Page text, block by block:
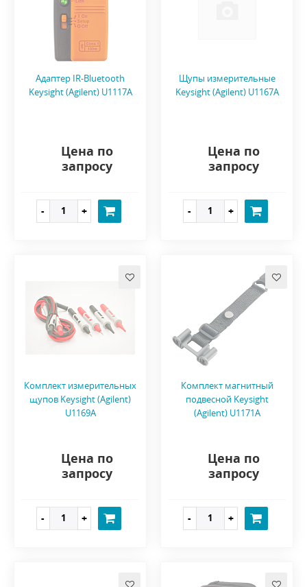
Адаптер IR-Bluetooth
Keysight (Agilent) U1117A
Цена по
запросу
Щупы измерительные
Keysight (Agilent) U1167A
Цена по
запросу
Комплект измерительных
щупов Keysight (Agilent)
U1169A
Цена по
запросу
Комплект магнитный
подвесной Keysight
(Agilent) U1171A
Цена по
запросу